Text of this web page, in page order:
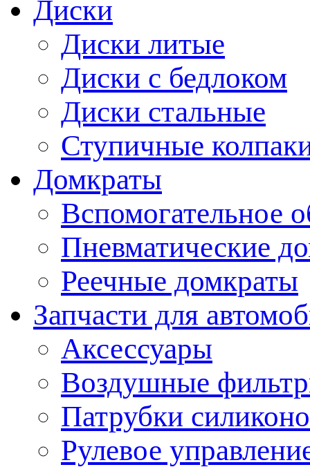
Диски
Диски литые
Диски с бедлоком
Диски стальные
Ступичные
Домкраты
Вспомогательное
Пневматические
Реечные домкраты
Запчасти для
Аксессуары
Воздушные
Патрубки
Рулевое